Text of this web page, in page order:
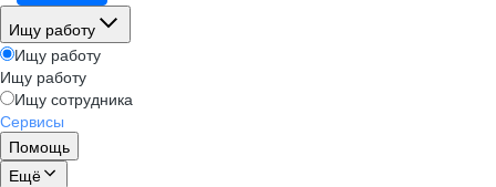
Ищу работу
Ищу работу
Ищу работу
Ищу сотрудника
Сервисы
Помощь
Ещё